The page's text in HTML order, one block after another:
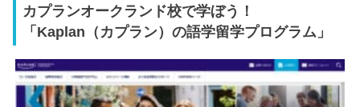
カプランオークランド校で学ぼう！
「Kaplan（カプラン）の語学留学プログラム」